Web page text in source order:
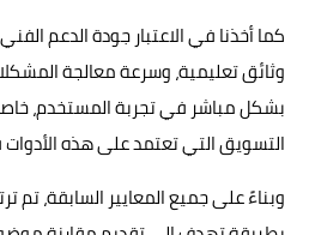
كما أخذنا في الاعتبار جودة الدعم
وثائق تعليمية، وسرعة معالجة
بشكل مباشر في تجربة المستخدم،
التسويق التي تعتمد على هذه
وبناءً على جميع المعايير السابقة، تم